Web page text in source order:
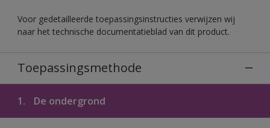
Voor gedetailleerde toepassingsinstructies verwijzen wij
naar het technische documentatieblad van dit product.
Toepassingsmethode
1. De ondergrond